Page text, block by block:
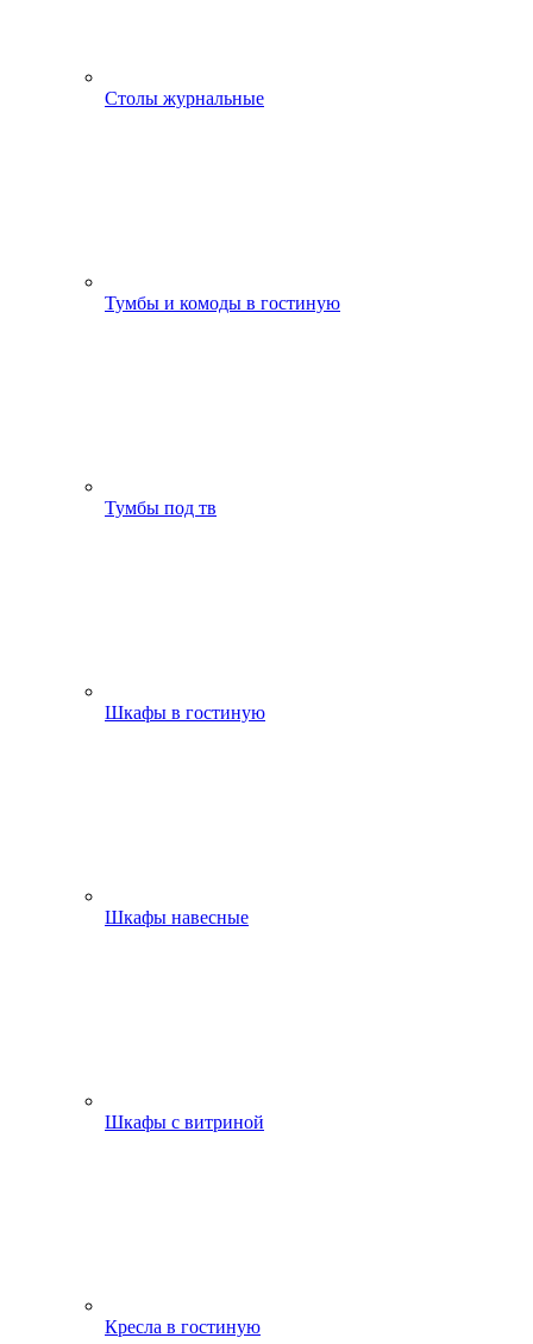
Столы журнальные
Тумбы и комоды в гостиную
Тумбы под тв
Шкафы в гостиную
Шкафы навесные
Шкафы с витриной
Кресла в гостиную